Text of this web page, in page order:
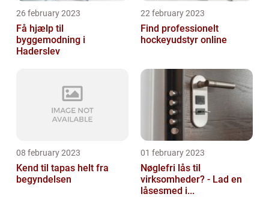
26 february 2023
Få hjælp til
byggemodning i
Haderslev
22 february 2023
Find professionelt
hockeyudstyr online
08 february 2023
Kend til tapas helt fra
begyndelsen
01 february 2023
Nøglefri lås til
virksomheder? - Lad en
låsesmed i...